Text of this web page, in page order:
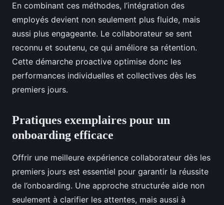
En combinant ces méthodes, l’intégration des
employés devient non seulement plus fluide, mais
aussi plus engageante. Le collaborateur se sent
reconnu et soutenu, ce qui améliore sa rétention.
Cette démarche proactive optimise donc les
performances individuelles et collectives dès les
premiers jours.
Pratiques exemplaires pour un
onboarding efficace
Offrir une meilleure expérience collaborateur dès les
premiers jours est essentiel pour garantir la réussite
de l’onboarding. Une approche structurée aide non
seulement à clarifier les attentes, mais aussi à